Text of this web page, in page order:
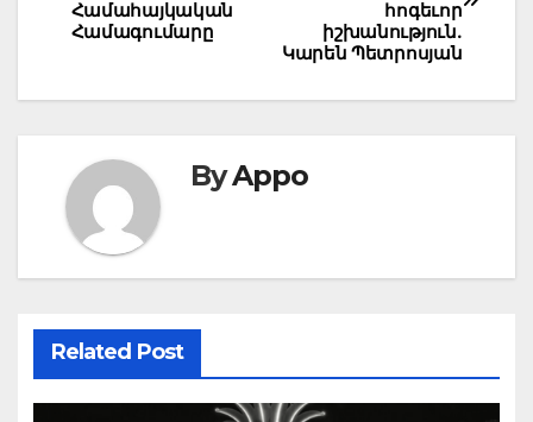
հոգեւոր
իշխանություն.
Կարեն Պետրոսյան
Համահայկական
Համագումարը
ByAppo
Related Post